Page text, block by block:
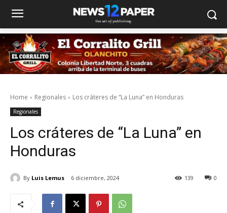
Home Regionales Los cráteres de “La Luna” en Honduras
Regionales
Los cráteres de “La Luna” en
Honduras
By Luis Lemus 6 diciembre, 2024 0
139